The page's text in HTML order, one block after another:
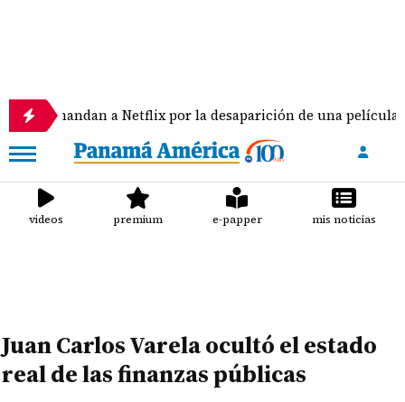
a Netflix por la desaparición de una película de Nicolas
videos premium e-papper mis noticias
Juan Carlos Varela ocultó el estado
real de las finanzas públicas